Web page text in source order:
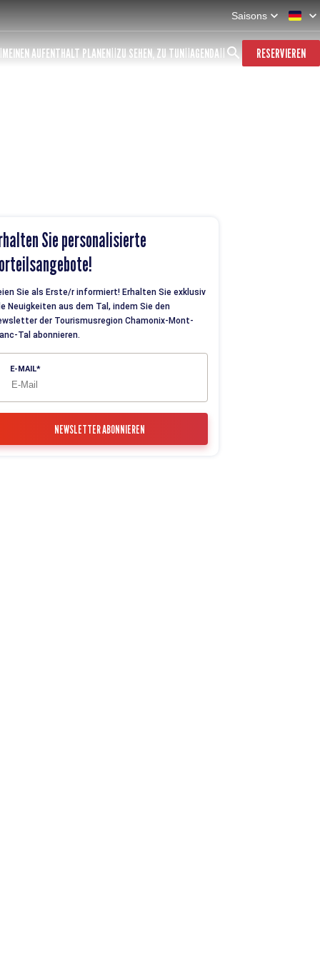
Saisons
MEINEN AUFENTHALT PLANEN ZU SEHEN, ZU TUN AGENDA RESERVIEREN
Sie personalisierte
Sie als Erste/r informiert! Erhalten Sie exklusiv
Neuigkeiten aus dem Tal, indem Sie den
der Tourismusregion Chamonix-Mont-
Tal abonnieren.
E-MAIL